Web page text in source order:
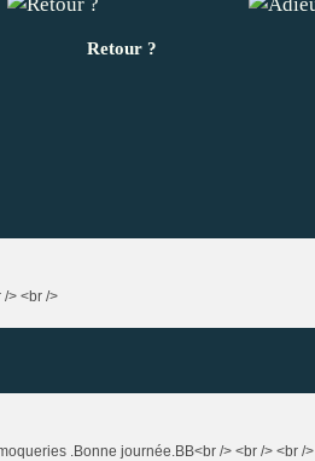
Retour ?
/> <br />
.Bonne journée.BB<br /> <br /> <br />